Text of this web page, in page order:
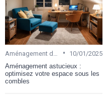
•
10/01/2025
Aménagement astucieux :
optimisez votre espace sous les
combles